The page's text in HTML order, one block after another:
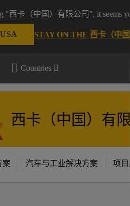
"西卡（中国）有限公司", it seems
STAY ON THE 西卡（中
Countries
西卡（中国）有
案 汽车与工业解决方案 项